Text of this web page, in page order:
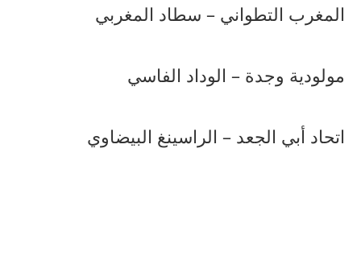
المغرب التطواني – سطاد المغربي
مولودية وجدة – الوداد الفاسي
اتحاد أبي الجعد – الراسينغ البيضاوي